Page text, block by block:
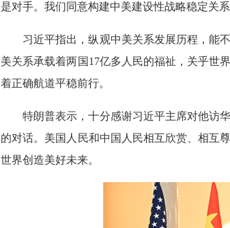
是对手。我们同意构建中美建设性战略稳定关
习近平指出，纵观中美关系发展历程，能
美关系承载着两国17亿多人民的福祉，关乎世
着正确航道平稳前行。
特朗普表示，十分感谢习近平主席对他访
的对话。美国人民和中国人民相互欣赏、相互
世界创造美好未来。